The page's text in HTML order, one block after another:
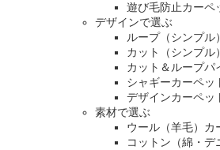
遊び毛防止カーペ
デザインで選ぶ
ループ（シンプル
カット（シンプル
カット＆ループパ
シャギーカーペッ
デザインカーペッ
素材で選ぶ
ウール（羊毛）カ
コットン（綿・デ